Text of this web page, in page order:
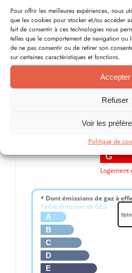
Pour offrir les meilleures expériences, nous
que les cookies pour stocker et/ou accéder
fait de consentir à ces technologies nous
telles que le comportement de navigation ou
de ne pas consentir ou de retirer son
sur certaines caractéristiques et fonctions.
Accepter
Refuser
Voir les
Politique de
du bien
Diagnostic de
Logement
A
B
E
F
G
Logement
* Dont émissions de gaz à
Faible émission de GES
A
B
C
D
E